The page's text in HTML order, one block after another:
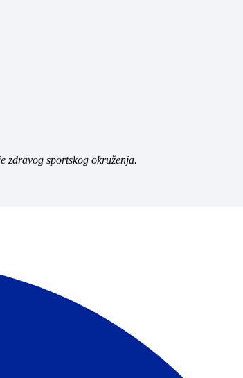
zdravog sportskog okruženja.